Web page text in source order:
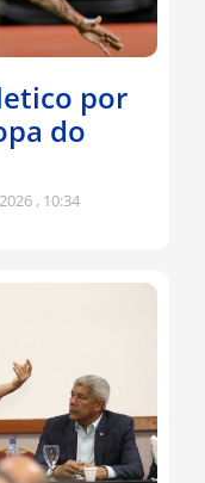
por
do
10:34